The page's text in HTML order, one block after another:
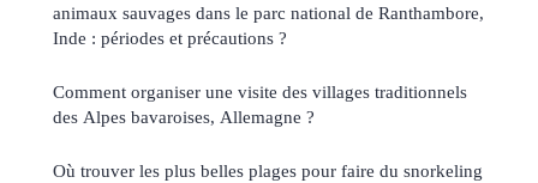
animaux sauvages dans le parc national de Ranthambore,
Inde : périodes et précautions ?
Comment organiser une visite des villages traditionnels
des Alpes bavaroises, Allemagne ?
Où trouver les plus belles plages pour faire du snorkeling